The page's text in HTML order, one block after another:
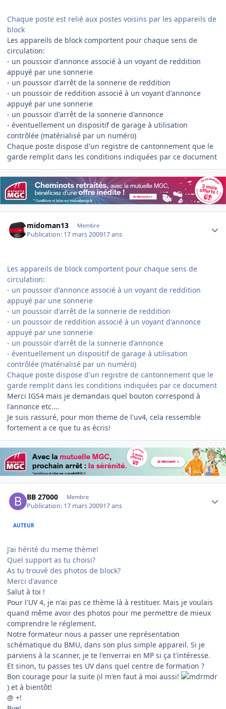
Chaque poste est relié aux postes voisins par les appareils de
block
Les appareils de block comportent pour chaque sens de
circulation:
- un poussoir d'annonce associé à un voyant de reddition
appuyé par une sonnerie
- un poussoir d'arrêt de la sonnerie de reddition
- un poussoir de reddition associé à un voyant d'annonce
appuyé par une sonnerie
- un poussoir d'arrêt de la sonnerie d'annonce
- éventuellement un dispositif de garage à utilisation
contrôlée (matérialisé par un numéro)
Chaque poste dispose d'un registre de cantonnement que le
garde remplit dans les conditions indiquées par ce document
midoman13 Membre
Publication: 17 mars 200917 ans
Les appareils de block comportent pour chaque sens de
circulation:
- un poussoir d'annonce associé à un voyant de reddition
appuyé par une sonnerie
- un poussoir d'arrêt de la sonnerie de reddition
- un poussoir de reddition associé à un voyant d'annonce
appuyé par une sonnerie
- un poussoir d'arrêt de la sonnerie d'annonce
- éventuellement un dispositif de garage à utilisation
contrôlée (matérialisé par un numéro)
Chaque poste dispose d'un registre de cantonnement que le
garde remplit dans les conditions indiquées par ce document
Merci IGS4 mais je demandais quel bouton correspond à
l'annonce etc....
Je suis rassuré, pour mon theme de l'uv4, cela ressemble
fortement a ce que tu as écris!
BB 27000 Membre
Publication: 17 mars 200917 ans
AUTEUR
J'ai hérité du meme thème!
Quel support as tu choisi?
As tu trouvé des photos de block?
Merci d'avance
Salut à toi !
Pour l'UV 4, je n'ai pas ce thème là à restituer. Mais je voulais
quand même avoir des photos pour me permettre de mieux
comprendre le réglement.
Notre formateur nous a passer une représentation
schématique du BMU, dans son plus simple appareil. Si je
parviens à la scanner, je te l'enverrai en MP si ça t'intéresse.
Et sinon, tu passes tes UV dans quel centre de formation ?
Bon courage pour la suite (il m'en faut à moi aussi!
) et à bientôt!
@ +!